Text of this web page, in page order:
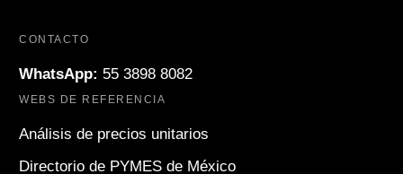
CONTACTO
WhatsApp: 55 3898 8082
WEBS DE REFERENCIA
Análisis de precios unitarios
Directorio de PYMES de México